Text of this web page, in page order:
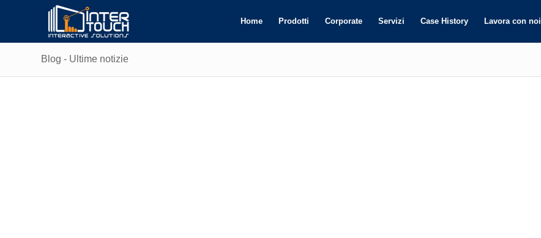
Home Prodotti Corporate Servizi Case History Lavora con noi
Blog - Ultime notizie